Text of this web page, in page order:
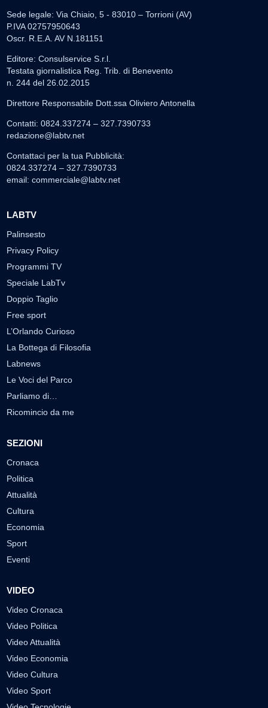
Sede legale: Via Chiaio, 5 - 83010 – Torrioni (AV)
P.IVA 02757950643
Oscr. R.E.A. AV N.181151
Editore: Consulservice S.r.l.
Testata giornalistica Reg. Trib. di Benevento
n. 244 del 26.02.2015
Direttore Responsabile Dott.ssa Oliviero Antonella
Contatti: 0824.337274 – 327.7390733
redazione@labtv.net
Contattaci per la tua Pubblicità:
0824.337274 – 327.7390733
email: commerciale@labtv.net
LABTV
Palinsesto
Privacy Policy
Programmi TV
Speciale LabTv
Doppio Taglio
Free sport
L’Orlando Curioso
La Bottega di Filosofia
Labnews
Le Voci del Parco
Parliamo di…
Ricomincio da me
SEZIONI
Cronaca
Politica
Attualità
Cultura
Economia
Sport
Eventi
VIDEO
Video Cronaca
Video Politica
Video Attualità
Video Economia
Video Cultura
Video Sport